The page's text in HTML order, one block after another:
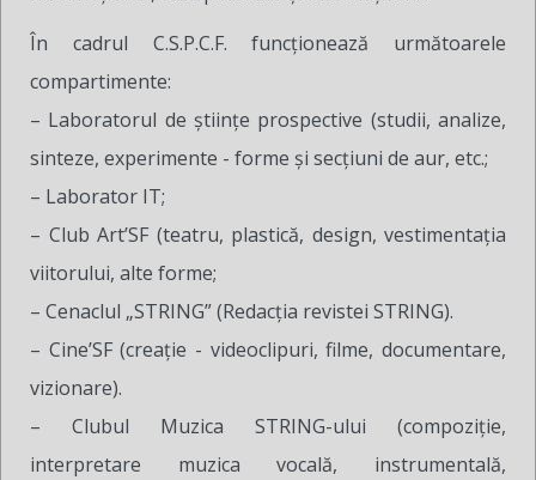
În cadrul C.S.P.C.F. funcționează următoarele
compartimente:
– Laboratorul de ştiinţe prospective (studii, analize,
sinteze, experimente - forme şi secţiuni de aur, etc.;
– Laborator IT;
– Club Art’SF (teatru, plastică, design, vestimentaţia
viitorului, alte forme;
– Cenaclul „STRING” (Redacţia revistei STRING).
– Cine’SF (creaţie - videoclipuri, filme, documentare,
vizionare).
– Clubul Muzica STRING-ului (compoziţie,
interpretare muzica vocală, instrumentală,